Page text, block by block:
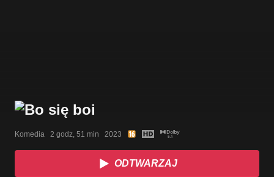
Komedia   2 godz, 51 min   2023
ODTWARZAJ